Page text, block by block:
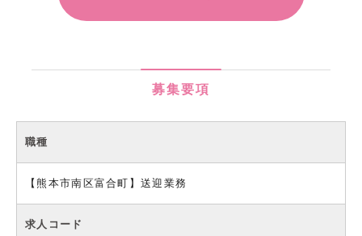
募集要項
職種
【熊本市南区富合町】送迎業務
求人コード